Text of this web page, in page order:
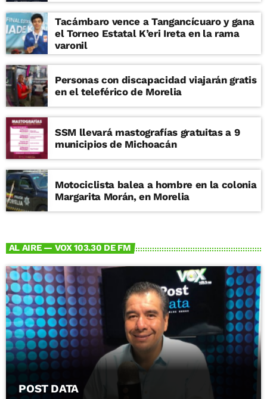
Tacámbaro vence a Tangancícuaro y gana
el Torneo Estatal K’eri Ireta en la rama
varonil
Personas con discapacidad viajarán gratis
en el teleférico de Morelia
SSM llevará mastografías gratuitas a 9
municipios de Michoacán
Motociclista balea a hombre en la colonia
Margarita Morán, en Morelia
AL AIRE — VOX 103.30 DE FM
POST DATA